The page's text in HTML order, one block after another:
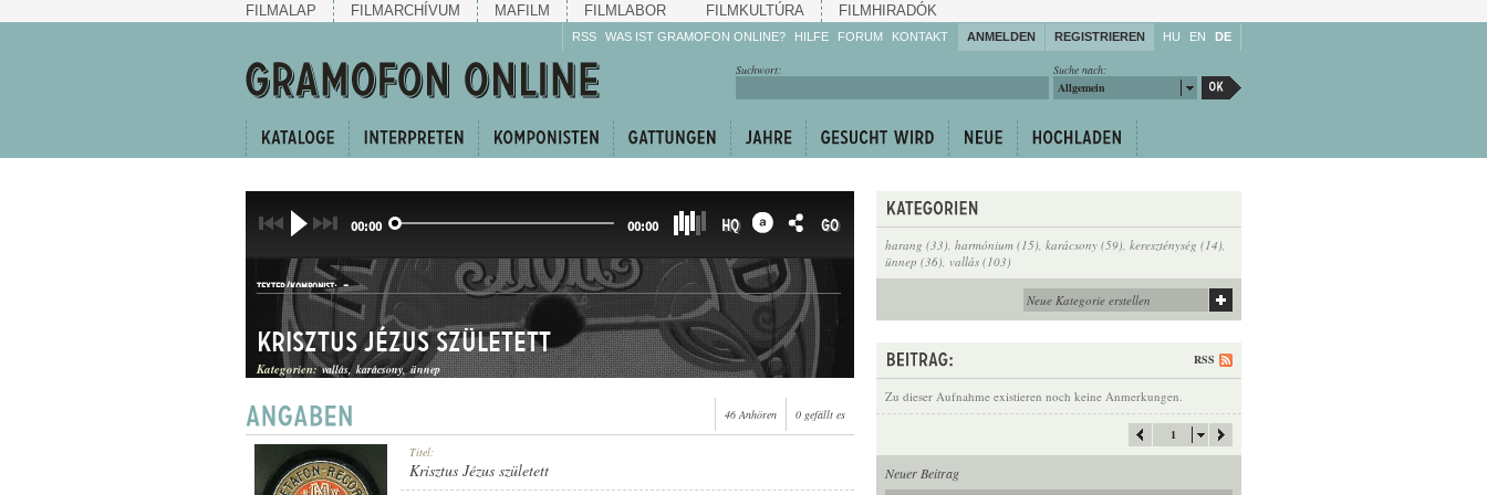
FILMALAP FILMARCHÍVUM MAFILM FILMLABOR FILMKULTÚRA FILMHIRADÓK
RSS WAS IST GRAMOFON ONLINE? HILFE
Machen Sie mit!
weiter!
FORUM KONTAKT ANMELDEN REGISTRIEREN HU EN DE
Suche nach:
Allgemein
Suchwort:
harang (33), harmónium (15), karácsony (59), kereszténység (14),
ünnep (36), vallás (103)
RSS
Zu dieser Aufnahme existieren noch keine Anmerkungen.
1
Neuer Beitrag
00:00 00:00 HQ GO
TEXTER/KOMPONIST: -
KARÁCSONYI ÉNEK
Krisztus Jézus született
Kategorien: vallás karácsony ünnep
46 Anhören 0 gefällt es
Titel:
Krisztus Jézus született